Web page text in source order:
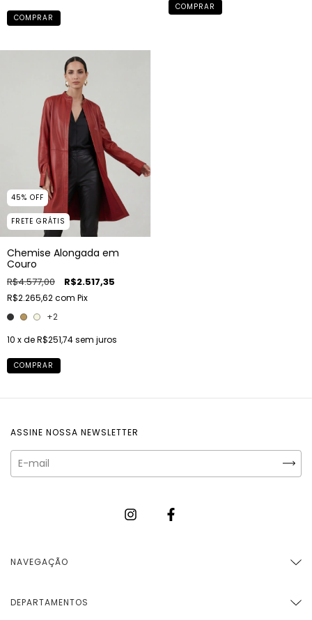
COMPRAR
COMPRAR
45% OFF
FRETE GRÁTIS
Chemise Alongada em
Couro
R$4.577,00 R$2.517,35
R$2.265,62com Pix
+2
10 x deR$251,74sem juros
COMPRAR
ASSINE NOSSA NEWSLETTER
NAVEGAÇÃO
DEPARTAMENTOS